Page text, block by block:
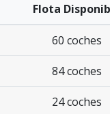
Flota
60 coches
84 coches
24 coches